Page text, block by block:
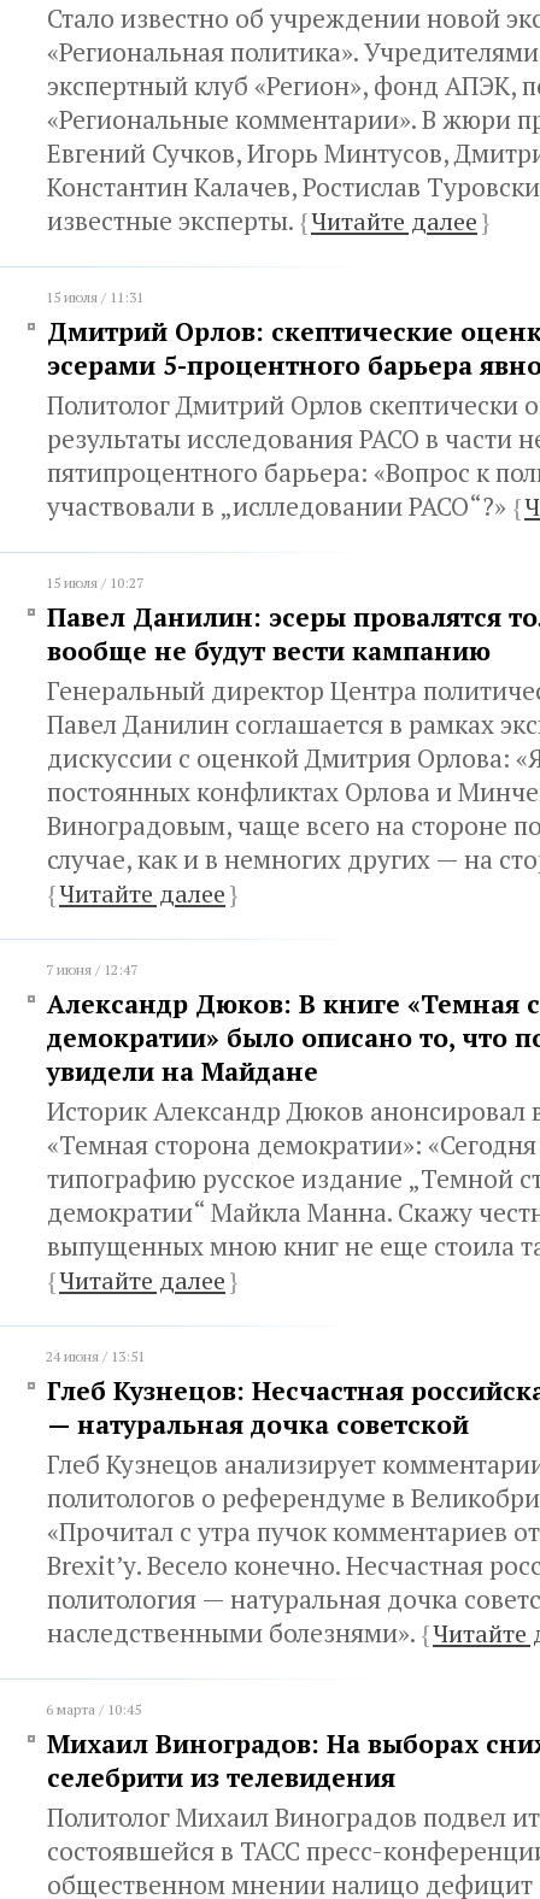
Стало известно об учреждении новой
«Региональная политика».
экспертный клуб «Регион», фонд АПЭК,
«Региональные комментарии». В жюри
Евгений Сучков, Игорь Минтусов,
Константин Калачев, Ростислав
известные эксперты. {Читайте далее}
15 июля / 11:31
Дмитрий Орлов: скептические
эсерами 5-процентного барьера
Политолог Дмитрий Орлов скептически
результаты исследования РАСО в части
пятипроцентного барьера: «Вопрос к
участвовали в „ислледовании РАСО“?» {
15 июля / 10:27
Павел Данилин: эсеры провалятся
вообще не будут вести кампанию
Генеральный директор Центра
Павел Данилин соглашается в рамках
дискуссии с оценкой Дмитрия Орлова:
постоянных конфликтах Орлова и
Виноградовым, чаще всего на стороне
случае, как и в немногих других — на
{Читайте далее}
7 июня / 12:47
Александр Дюков: В книге «Темная
демократии» было описано то, что
увидели на Майдане
Историк Александр Дюков анонсировал
«Темная сторона демократии»:
типографию русское издание „Темной
демократии“ Майкла Манна. Скажу
выпущенных мною книг не еще стоила
{Читайте далее}
24 июня / 13:51
Глеб Кузнецов: Несчастная
— натуральная дочка советской
Глеб Кузнецов анализирует
политологов о референдуме в
«Прочитал с утра пучок комментариев
Brexit’у. Весело конечно. Несчастная
политология — натуральная дочка
наследственными болезнями». {Читайте
6 марта / 10:45
Михаил Виноградов: На выборах
селебрити из телевидения
Политолог Михаил Виноградов подвел
состоявшейся в ТАСС пресс-
общественном мнении налицо дефицит